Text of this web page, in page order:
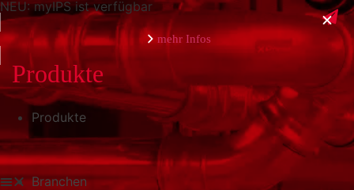
NEU: myIPS ist verfügbar
mehr Infos
schließen
Produkte
Branchen
Produkte